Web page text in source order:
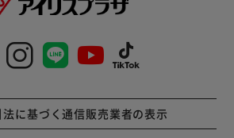
に基づく通信販売業者の表示